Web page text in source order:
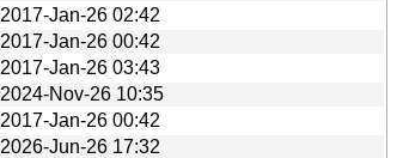
2017-Jan-26 02:42
2017-Jan-26 00:42
2017-Jan-26 03:43
2024-Nov-26 10:35
2017-Jan-26 00:42
2026-Jun-26 17:32